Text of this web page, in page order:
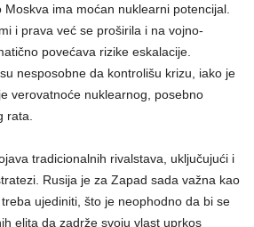
ima moćan nuklearni potencijal.
i prava već se proširila i na vojno-
povećava rizike eskalacije.
nesposobne da kontrolišu krizu, iako je
verovatnoće nuklearnog, posebno
rata.
tradicionalnih rivalstava, uključujući i
Rusija je za Zapad sada važna kao
ujediniti, što je neophodno da bi se
elita da zadrže svoju vlast uprkos